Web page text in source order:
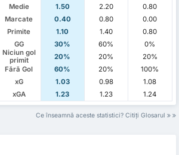
Medie
1.50 2.20
0.80
Marcate
0.40 0.80
0.00
Primite
1.10 1.40
0.80
GG
30% 60%
0%
Niciun gol
primit
20% 20%
20%
Fără Gol
60% 20%
100%
xG
1.03 0.98
1.08
xGA
1.23 1.23 1.24
Ce înseamnă aceste statistici? Citiți Glosarul